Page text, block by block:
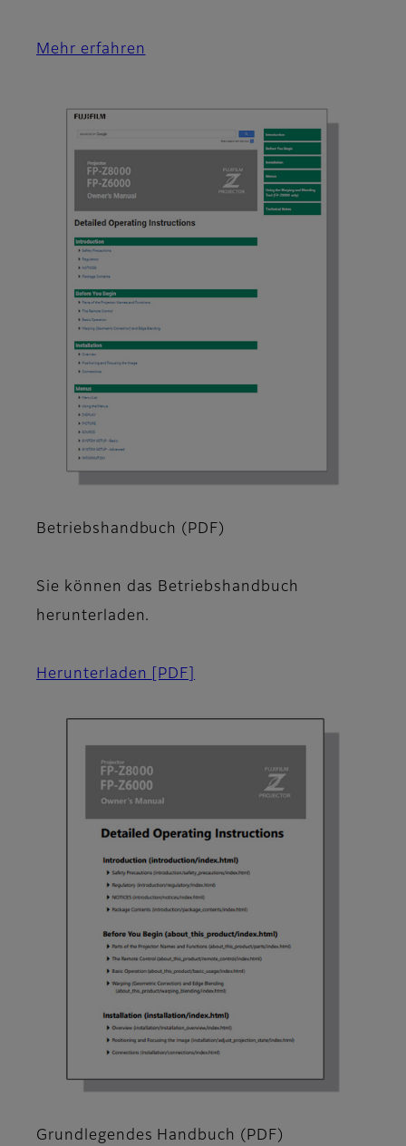
Mehr erfahren
Betriebshandbuch (PDF)
Sie können das Betriebshandbuch
herunterladen.
Herunterladen [PDF]
Grundlegendes Handbuch (PDF)